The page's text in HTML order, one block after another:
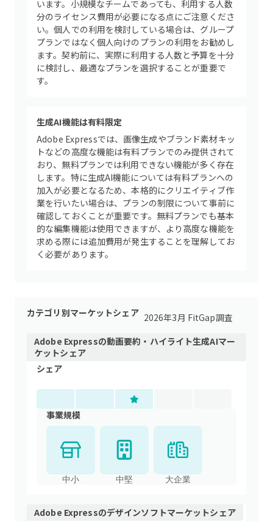
います。小規模なチームであっても、利用する人数
分のライセンス費用が必要になる点にご注意くださ
い。個人での利用を検討している場合は、グループ
プランではなく個人向けのプランの利用をお勧めし
ます。契約前に、実際に利用する人数と予算を十分
に検討し、最適なプランを選択することが重要で
す。
生成AI機能は有料限定
Adobe Expressでは、画像生成やブランド素材キッ
トなどの高度な機能は有料プランでのみ提供されて
おり、無料プランでは利用できない機能が多く存在
します。特に生成AI機能については有料プランへの
加入が必要となるため、本格的にクリエイティブ作
業を行いたい場合は、プランの制限について事前に
確認しておくことが重要です。無料プランでも基本
的な編集機能は使用できますが、より高度な機能を
求める際には追加費用が発生することを理解してお
く必要があります。
カテゴリ別マーケットシェア 2026年3月 FitGap調査
Adobe Expressの動画要約・ハイライト生成AIマー
ケットシェア
シェア
事業規模
中小 中堅 大企業
Adobe Expressのデザインソフトマーケットシェア